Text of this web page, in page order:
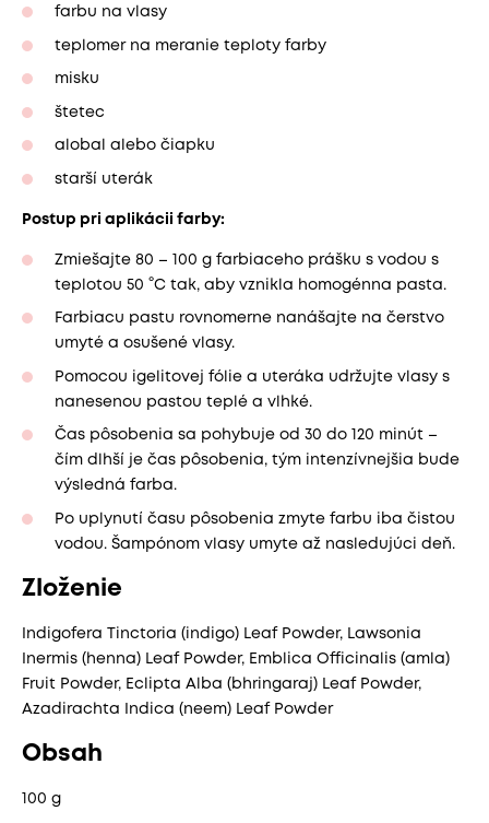
farbu na vlasy
teplomer na meranie teploty farby
misku
štetec
alobal alebo čiapku
starší uterák
Postup pri aplikácii farby:
Zmiešajte 80 – 100 g farbiaceho prášku s vodou s
teplotou 50 °C tak, aby vznikla homogénna pasta.
Farbiacu pastu rovnomerne nanášajte na čerstvo
umyté a osušené vlasy.
Pomocou igelitovej fólie a uteráka udržujte vlasy s
nanesenou pastou teplé a vlhké.
Čas pôsobenia sa pohybuje od 30 do 120 minút –
čím dlhší je čas pôsobenia, tým intenzívnejšia bude
výsledná farba.
Po uplynutí času pôsobenia zmyte farbu iba čistou
vodou. Šampónom vlasy umyte až nasledujúci deň.
Zloženie
Indigofera Tinctoria (indigo) Leaf Powder, Lawsonia
Inermis (henna) Leaf Powder, Emblica Officinalis (amla)
Fruit Powder, Eclipta Alba (bhringaraj) Leaf Powder,
Azadirachta Indica (neem) Leaf Powder
Obsah
100 g